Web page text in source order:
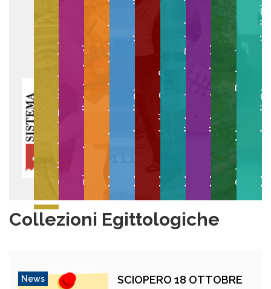
Collezioni EgittologicheGipsoteca di Arte AnticaMuseo Anatomico VeterinarioMuseo degli Strumenti per il CalcoloMuseo della GraficaMuseo di Anatomia PatologicaMuseo di Anatomia UmanaOrto e Museo BotanicoMuseo degli
Collezioni Egittologiche
News
SCIOPERO 18 OTTOBRE